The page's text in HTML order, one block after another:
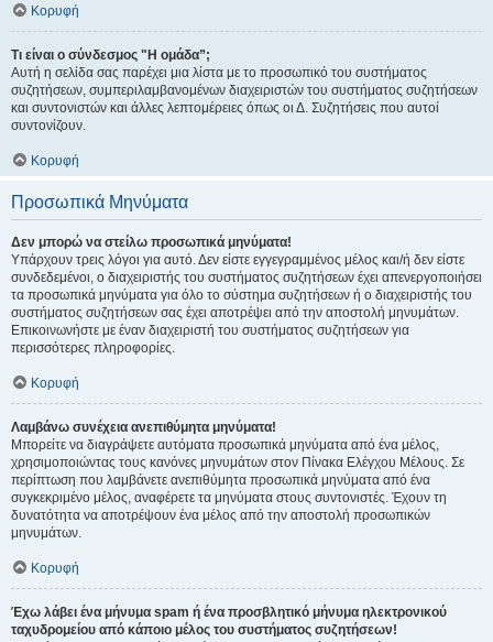
Κορυφή
Τι είναι ο σύνδεσμος "Η ομάδα”;
Αυτή η σελίδα σας παρέχει μια λίστα με το προσωπικό του συστήματος
συζητήσεων, συμπεριλαμβανομένων διαχειριστών του συστήματος συζητήσεων
και συντονιστών και άλλες λεπτομέρειες όπως οι Δ. Συζητήσεις που αυτοί
συντονίζουν.
Κορυφή
Προσωπικά Μηνύματα
Δεν μπορώ να στείλω προσωπικά μηνύματα!
Υπάρχουν τρεις λόγοι για αυτό. Δεν είστε εγγεγραμμένος μέλος και/ή δεν είστε
συνδεδεμένοι, ο διαχειριστής του συστήματος συζητήσεων έχει απενεργοποιήσει
τα προσωπικά μηνύματα για όλο το σύστημα συζητήσεων ή ο διαχειριστής του
συστήματος συζητήσεων σας έχει αποτρέψει από την αποστολή μηνυμάτων.
Επικοινωνήστε με έναν διαχειριστή του συστήματος συζητήσεων για
περισσότερες πληροφορίες.
Κορυφή
Λαμβάνω συνέχεια ανεπιθύμητα μηνύματα!
Μπορείτε να διαγράψετε αυτόματα προσωπικά μηνύματα από ένα μέλος,
χρησιμοποιώντας τους κανόνες μηνυμάτων στον Πίνακα Ελέγχου Μέλους. Σε
περίπτωση που λαμβάνετε ανεπιθύμητα προσωπικά μηνύματα από ένα
συγκεκριμένο μέλος, αναφέρετε τα μηνύματα στους συντονιστές. Έχουν τη
δυνατότητα να αποτρέψουν ένα μέλος από την αποστολή προσωπικών
μηνυμάτων.
Κορυφή
Έχω λάβει ένα μήνυμα spam ή ένα προσβλητικό μήνυμα ηλεκτρονικού
ταχυδρομείου από κάποιο μέλος του συστήματος συζητήσεων!